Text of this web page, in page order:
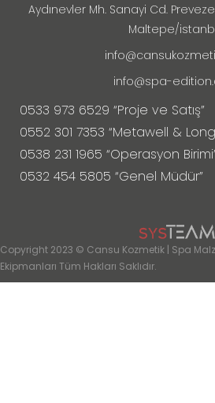
Aydınevler Mh. Sanayi Cd. Preveze
Maltepe/
info@spa-
0533 973 6529 “Proje ve Satış”
0552 301 7353 “Metawell &
0538 231 1965 “Operasyon
0532 454 5805 “Genel Müdür”
Copyright 2023 © Cansu Kozmetik | Spa
Ekipmanları Tüm Hakları Saklıdır.